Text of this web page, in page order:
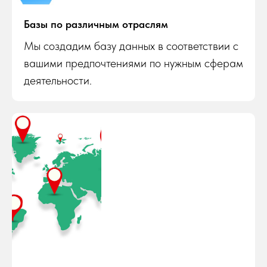
Базы по различным отраслям
Мы создадим базу данных в соответствии с
вашими предпочтениями по нужным сферам
деятельности.